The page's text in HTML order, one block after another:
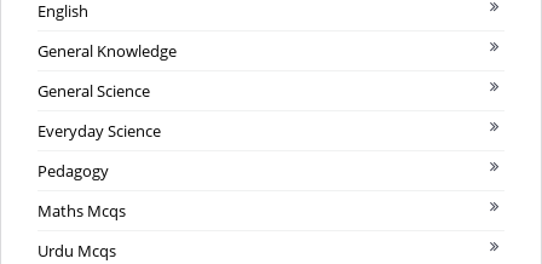
English
General Knowledge
General Science
Everyday Science
Pedagogy
Maths Mcqs
Urdu Mcqs